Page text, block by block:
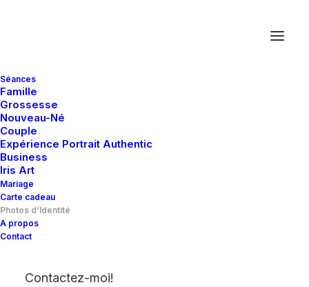
Séances
Famille
Grossesse
Nouveau-Né
Couple
Expérience Portrait Authentic
Business
Iris Art
Mariage
Carte cadeau
Photos d’Identité
A propos
Contact
Contactez-moi!